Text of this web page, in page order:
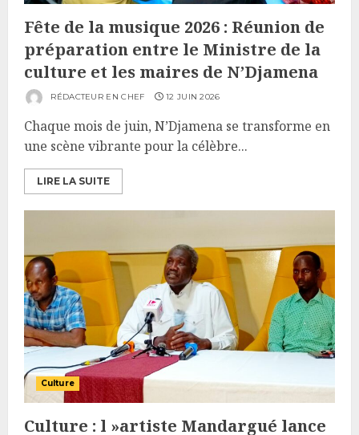
Fête de la musique 2026 : Réunion de
préparation entre le Ministre de la
culture et les maires de N’Djamena
RÉDACTEUR EN CHEF 12 JUIN 2026
Chaque mois de juin, N’Djamena se transforme en
une scène vibrante pour la célèbre...
LIRE LA SUITE
Culture
Culture : l »artiste Mandargué lance